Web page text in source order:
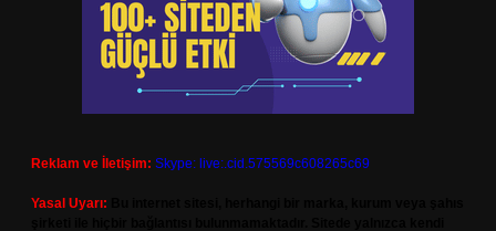
Reklam ve İletişim: Skype: live:.cid.575569c608265c69
Yasal Uyarı: